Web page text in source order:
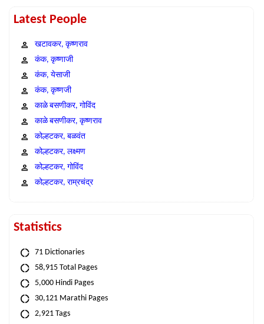
Latest People
खटावकर, कृष्णराव
कंक, कृष्णाजी
कंक, येसाजी
कंक, कृष्णजी
काळे बसणीकर, गोविंद
काळे बसणीकर, कृष्णराव
कोल्हटकर, बळवंत
कोल्हटकर, लक्ष्मण
कोल्हटकर, गोविंद
कोल्हटकर, राम्रचंद्र
Statistics
71 Dictionaries
58,915 Total Pages
5,000 Hindi Pages
30,121 Marathi Pages
2,921 Tags